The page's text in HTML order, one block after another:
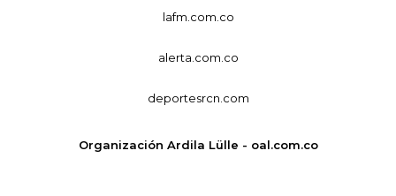
lafm.com.co
alerta.com.co
deportesrcn.com
Organización Ardila Lülle - oal.com.co